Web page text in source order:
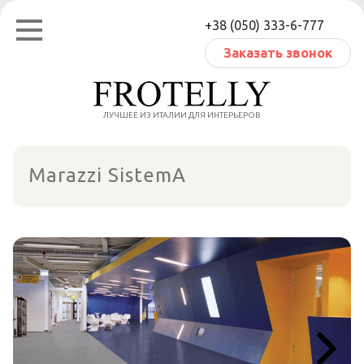
Перейти
содержанию
+38 (050) 333-6-777
Заказать звонок
ЛУЧШЕЕ ИЗ ИТАЛИИ ДЛЯ ИНТЕРЬЕРОВ
Marazzi SistemA